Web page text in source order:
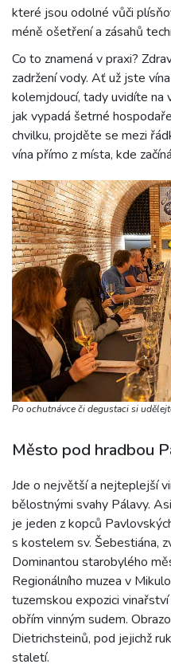
které jsou odolné vůči
méně ošetření a zásahů
Co to znamená v praxi?
zadržení vody. Ať už jste
kolemjdoucí, tady uvidíte na
jak vypadá šetrné
chvilku, projděte se mezi
vína přímo z místa, kde
Po ochutnávce či degustaci si
Město pod hradbou
Jde o největší a nejteplejší
bělostnými svahy Pálavy.
je jeden z kopců
s kostelem sv. Šebestiána,
Dominantou starobylého
Regionálního muzea v
tuzemskou expozici
obřím vinným sudem.
Dietrichsteinů, pod jejichž
staletí.